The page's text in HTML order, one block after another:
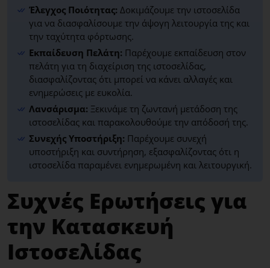
Έλεγχος Ποιότητας: Δοκιμάζουμε την ιστοσελίδα
για να διασφαλίσουμε την άψογη λειτουργία της και
την ταχύτητα φόρτωσης.
Εκπαίδευση Πελάτη: Παρέχουμε εκπαίδευση στον
πελάτη για τη διαχείριση της ιστοσελίδας,
διασφαλίζοντας ότι μπορεί να κάνει αλλαγές και
ενημερώσεις με ευκολία.
Λανσάρισμα: Ξεκινάμε τη ζωντανή μετάδοση της
ιστοσελίδας και παρακολουθούμε την απόδοσή της.
Συνεχής Υποστήριξη: Παρέχουμε συνεχή
υποστήριξη και συντήρηση, εξασφαλίζοντας ότι η
ιστοσελίδα παραμένει ενημερωμένη και λειτουργική.
Συχνές Ερωτήσεις για
την Κατασκευή
Ιστοσελίδας